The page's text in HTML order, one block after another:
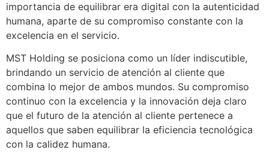
importancia de equilibrar era digital con la autenticidad
humana, aparte de su compromiso constante con la
excelencia en el servicio.
MST Holding se posiciona como un líder indiscutible,
brindando un servicio de atención al cliente que
combina lo mejor de ambos mundos. Su compromiso
continuo con la excelencia y la innovación deja claro
que el futuro de la atención al cliente pertenece a
aquellos que saben equilibrar la eficiencia tecnológica
con la calidez humana.